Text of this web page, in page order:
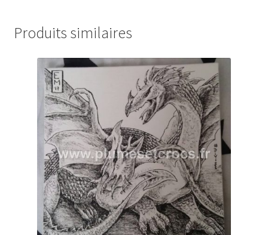
Produits similaires